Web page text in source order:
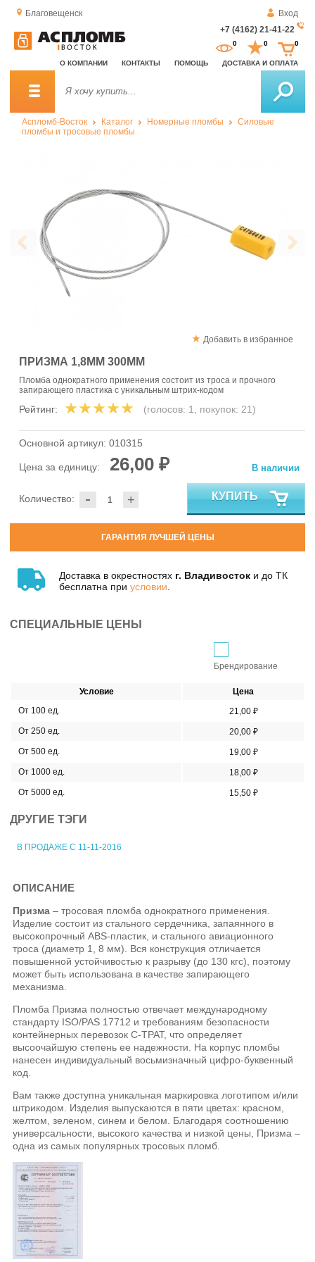
Благовещенск
Вход
+7 (4162) 21-41-22
О КОМПАНИИ КОНТАКТЫ ПОМОЩЬ ДОСТАВКА И ОПЛАТА
0 0 0
Аспломб-Восток Каталог Номерные пломбы
Силовые
пломбы и тросовые пломбы
Добавить в избранное
ПРИЗМА 1,8ММ 300ММ
Пломба однократного применения состоит из троса и прочного
запирающего пластика с уникальным штрих-кодом
Рейтинг: (голосов: 1, покупок: 21)
Основной артикул: 010315
Цена за единицу: 26,00 ₽
- +
Количество:
В наличии
КУПИТЬ
ГАРАНТИЯ ЛУЧШЕЙ ЦЕНЫ
Доставка в окрестностях г. Владивосток и до ТК
бесплатна при условии
СПЕЦИАЛЬНЫЕ ЦЕНЫ
Брендирование
Условие
Цена
От 100 ед.
21,00 ₽
От 250 ед.
20,00 ₽
От 500 ед.
19,00 ₽
От 1000 ед.
18,00 ₽
От 5000 ед.
15,50 ₽
ДРУГИЕ ТЭГИ
В ПРОДАЖЕ С 11-11-2016
ОПИСАНИЕ
Призма – тросовая пломба однократного применения.
Изделие состоит из стального сердечника, запаянного в
высокопрочный ABS-пластик, и стального авиационного
троса (диаметр 1, 8 мм). Вся конструкция отличается
повышенной устойчивостью к разрыву (до 130 кгс), поэтому
может быть использована в качестве запирающего
механизма.
Пломба Призма полностью отвечает международному
стандарту ISO/PAS 17712 и требованиям безопасности
контейнерных перевозок С-ТРАТ, что определяет
высоочайшую степень ее надежности. На корпус пломбы
нанесен индивидуальный восьмизначный цифро-буквенный
код.
Вам также доступна уникальная маркировка логотипом и/или
штрикодом. Изделия выпускаются в пяти цветах: красном,
желтом, зеленом, синем и белом. Благодаря соотношению
универсальности, высокого качества и низкой цены, Призма –
одна из самых популярных тросовых пломб.